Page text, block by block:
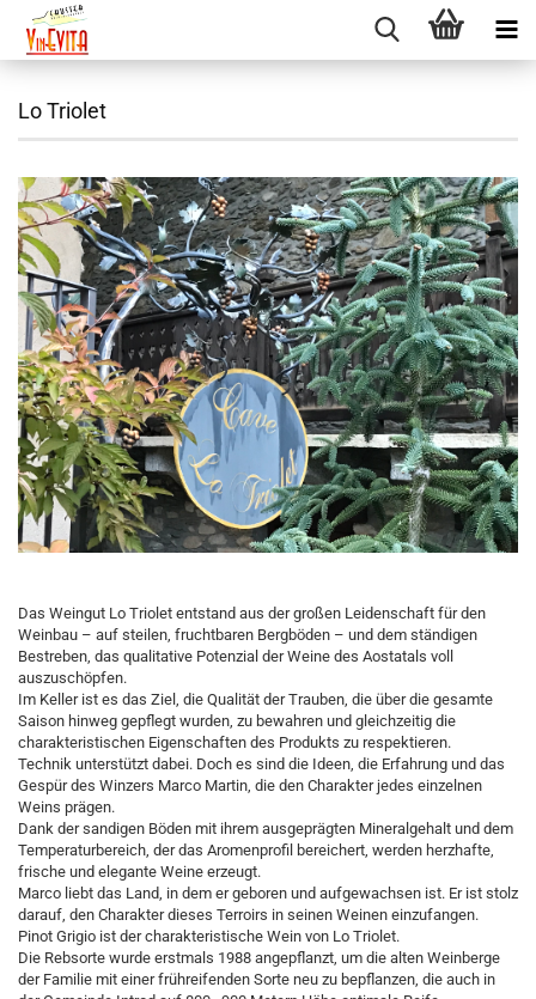
Lo Triolet
Das Weingut Lo Triolet entstand aus der großen Leidenschaft für den
Weinbau – auf steilen, fruchtbaren Bergböden – und dem ständigen
Bestreben, das qualitative Potenzial der Weine des Aostatals voll
auszuschöpfen.
Im Keller ist es das Ziel, die Qualität der Trauben, die über die gesamte
Saison hinweg gepflegt wurden, zu bewahren und gleichzeitig die
charakteristischen Eigenschaften des Produkts zu respektieren.
Technik unterstützt dabei. Doch es sind die Ideen, die Erfahrung und das
Gespür des Winzers Marco Martin, die den Charakter jedes einzelnen
Weins prägen.
Dank der sandigen Böden mit ihrem ausgeprägten Mineralgehalt und dem
Temperaturbereich, der das Aromenprofil bereichert, werden herzhafte,
frische und elegante Weine erzeugt.
Marco liebt das Land, in dem er geboren und aufgewachsen ist. Er ist stolz
darauf, den Charakter dieses Terroirs in seinen Weinen einzufangen.
Pinot Grigio ist der charakteristische Wein von Lo Triolet.
Die Rebsorte wurde erstmals 1988 angepflanzt, um die alten Weinberge
der Familie mit einer frühreifenden Sorte neu zu bepflanzen, die auch in